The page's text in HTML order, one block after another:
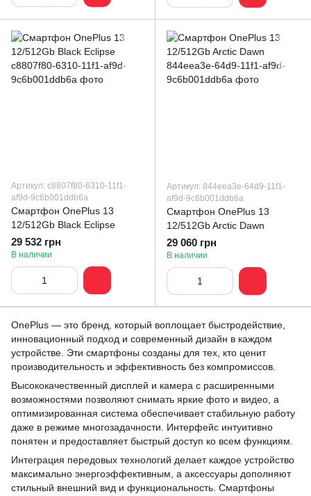
Артикул: c8807f80-6310-11f1-
af9d-9c6b001ddb6a
Смартфон OnePlus 13
12/512Gb Black Eclipse
29 532 грн
В наличии
Артикул: 844eea3e-64d9-11f1-
af9d-9c6b001ddb6a
Смартфон OnePlus 13
12/512Gb Arctic Dawn
29 060 грн
В наличии
OnePlus — это бренд, который воплощает быстродействие,
инновационный подход и современный дизайн в каждом
устройстве. Эти смартфоны созданы для тех, кто ценит
производительность и эффективность без компромиссов.
Высококачественный дисплей и камера с расширенными
возможностями позволяют снимать яркие фото и видео, а
оптимизированная система обеспечивает стабильную работу
даже в режиме многозадачности. Интерфейс интуитивно
понятен и предоставляет быстрый доступ ко всем функциям.
Интеграция передовых технологий делает каждое устройство
максимально энергоэффективным, а аксессуары дополняют
стильный внешний вид и функциональность. Смартфоны